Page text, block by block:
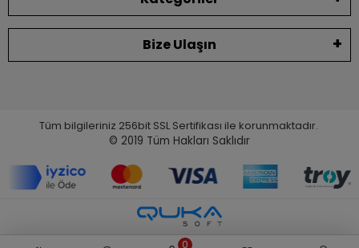
Bize Ulaşın
Tüm bilgileriniz 256bit SSL Sertifikası ile korunmaktadır.
© 2019 Tüm Hakları Saklıdır
0